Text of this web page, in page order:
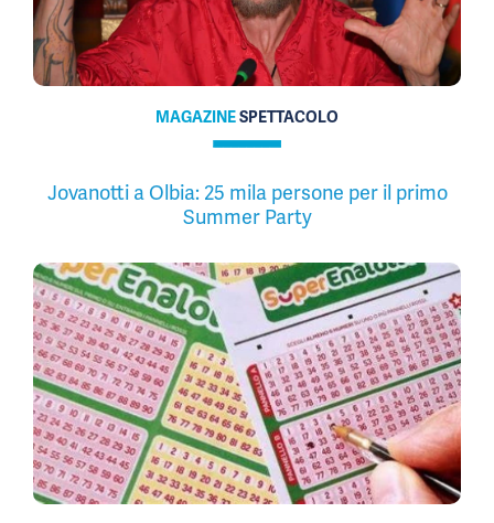
MAGAZINESPETTACOLO
Jovanotti a Olbia: 25 mila persone per il primo
Summer Party